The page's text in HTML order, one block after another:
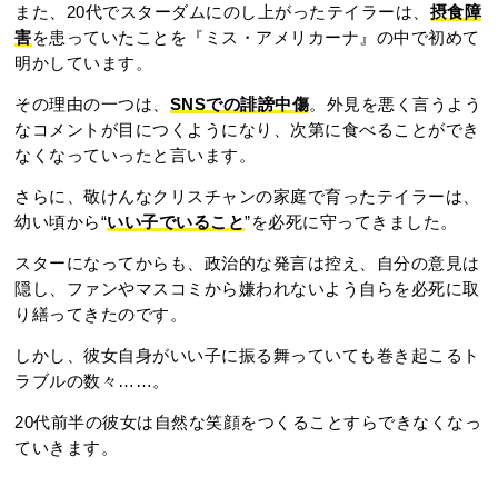
また、20代でスターダムにのし上がったテイラーは、 摂食障
害を患っていたことを『ミス・アメリカーナ』の中で初めて
明かしています。
その理由の一つは、 SNSでの誹謗中傷。外見を悪く言うよう
なコメントが目につくようになり、次第に食べることができ
なくなっていったと言います。
さらに、敬けんなクリスチャンの家庭で育ったテイラーは、
幼い頃から“いい子でいること”を必死に守ってきました。
スターになってからも、政治的な発言は控え、自分の意見は
隠し、ファンやマスコミから嫌われないよう自らを必死に取
り繕ってきたのです。
しかし、彼女自身がいい子に振る舞っていても巻き起こるト
ラブルの数々……。
20代前半の彼女は自然な笑顔をつくることすらできなくなっ
ていきます。